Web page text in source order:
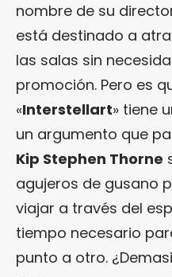
nombre de su
está destinado a
las salas sin
promoción. Pero es
«Interstellart» tiene
un argumento que
Kip Stephen Thorne
agujeros de gusano
viajar a través del
tiempo necesario
punto a otro.